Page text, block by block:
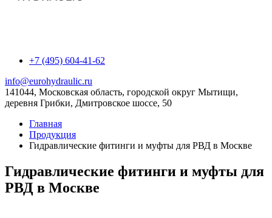
+7 (495) 604-41-62
info@eurohydraulic.ru
141044, Московская область, городской округ Мытищи,
деревня Грибки, Дмитровское шоссе, 50
Главная
Продукция
Гидравлические фитинги и муфты для РВД в Москве
Гидравлические фитинги и муфты для
РВД в Москве